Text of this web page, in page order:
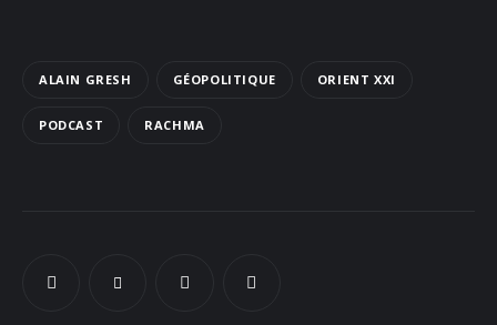
ALAIN GRESH GÉOPOLITIQUE ORIENT XXI
PODCAST RACHMA